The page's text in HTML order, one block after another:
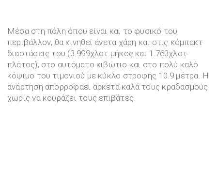
Μέσα στη πόλη όπου είναι και το φυσικό του
περιβάλλον, θα κινηθεί άνετα χάρη και στις κόμπακτ
διαστάσεις του (3.999χλστ μήκος και 1.763χλστ
πλάτος), στο αυτόματο κιβώτιο και στο πολύ καλό
κόψιμο του τιμονιού με κύκλο στροφής 10.9 μέτρα. Η
ανάρτηση απορροφάει αρκετά καλά τους κραδασμούς
χωρίς να κουράζει τους επιβάτες.